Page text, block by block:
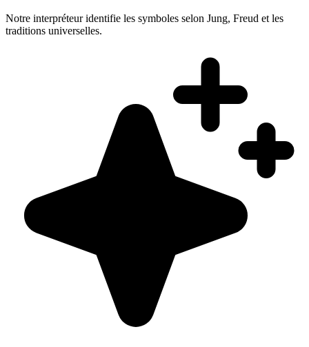
Notre interpréteur identifie les symboles selon Jung, Freud et les
traditions universelles.